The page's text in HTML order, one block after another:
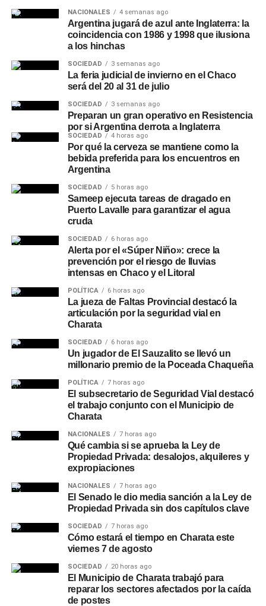
NACIONALES 4 semanas ago
Argentina jugará de azul ante Inglaterra: la
coincidencia con 1986 y 1998 que ilusiona
a los hinchas
SOCIEDAD 3 semanas ago
La feria judicial de invierno en el Chaco
será del 20 al 31 de julio
SOCIEDAD 3 semanas ago
Preparan un gran operativo en Resistencia
por si Argentina derrota a Inglaterra
SOCIEDAD 4 horas ago
Por qué la cerveza se mantiene como la
bebida preferida para los encuentros en
Argentina
SOCIEDAD 5 horas ago
Sameep ejecuta tareas de dragado en
Puerto Lavalle para garantizar el agua
cruda
SOCIEDAD 6 horas ago
Alerta por el «Súper Niño»: crece la
prevención por el riesgo de lluvias
intensas en Chaco y el Litoral
POLÍTICA 6 horas ago
La jueza de Faltas Provincial destacó la
articulación por la seguridad vial en
Charata
SOCIEDAD 6 horas ago
Un jugador de El Sauzalito se llevó un
millonario premio de la Poceada Chaqueña
POLÍTICA 7 horas ago
El subsecretario de Seguridad Vial destacó
el trabajo conjunto con el Municipio de
Charata
NACIONALES 7 horas ago
Qué cambia si se aprueba la Ley de
Propiedad Privada: desalojos, alquileres y
expropiaciones
NACIONALES 7 horas ago
El Senado le dio media sanción a la Ley de
Propiedad Privada sin dos capítulos clave
SOCIEDAD 7 horas ago
Cómo estará el tiempo en Charata este
viernes 7 de agosto
SOCIEDAD 20 horas ago
El Municipio de Charata trabajó para
reparar los sectores afectados por la caída
de postes